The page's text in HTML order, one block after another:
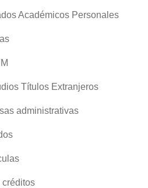
Académicos Personales
Títulos Extranjeros
administrativas
créditos